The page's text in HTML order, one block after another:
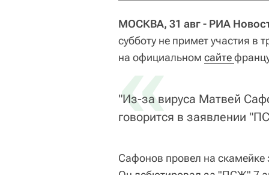
МОСКВА, 31 авг - РИА
субботу не примет участия
на официальном сайте
«
"Из-за вируса Матвей
говорится в заявлении
Сафонов провел на скамейке